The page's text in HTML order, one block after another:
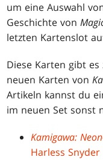
um eine Auswahl
Geschichte von
letzten Kartenslot
Diese Karten gibt
neuen Karten von
Artikeln kannst du
im neuen Set sonst
Kamigawa:
Harless Snyder